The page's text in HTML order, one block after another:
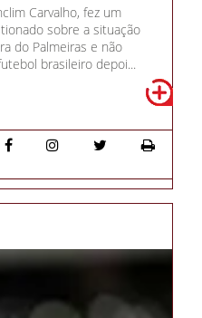
Carvalho, fez um
sobre a situação
do Palmeiras e não
brasileiro depoi...